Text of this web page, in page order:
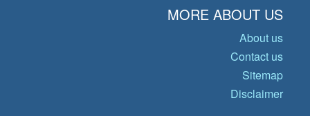
MORE ABOUT US
About us
Contact us
Sitemap
Disclaimer